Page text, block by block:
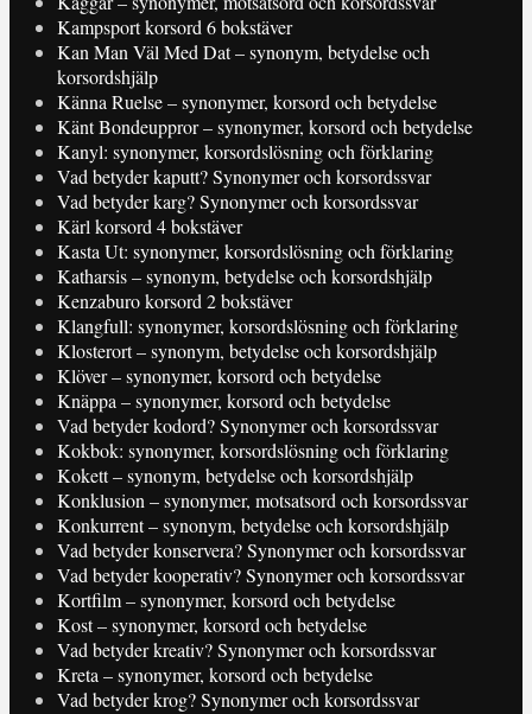
Kampsport korsord 6 bokstäver
Kan Man Väl Med Dat – synonym, betydelse och
korsordshjälp
Känna Ruelse – synonymer, korsord och betydelse
Känt Bondeuppror – synonymer, korsord och betydelse
Kanyl: synonymer, korsordslösning och förklaring
Vad betyder kaputt? Synonymer och korsordssvar
Vad betyder karg? Synonymer och korsordssvar
Kärl korsord 4 bokstäver
Kasta Ut: synonymer, korsordslösning och förklaring
Katharsis – synonym, betydelse och korsordshjälp
Kenzaburo korsord 2 bokstäver
Klangfull: synonymer, korsordslösning och förklaring
Klosterort – synonym, betydelse och korsordshjälp
Klöver – synonymer, korsord och betydelse
Knäppa – synonymer, korsord och betydelse
Vad betyder kodord? Synonymer och korsordssvar
Kokbok: synonymer, korsordslösning och förklaring
Kokett – synonym, betydelse och korsordshjälp
Konklusion – synonymer, motsatsord och korsordssvar
Konkurrent – synonym, betydelse och korsordshjälp
Vad betyder konservera? Synonymer och korsordssvar
Vad betyder kooperativ? Synonymer och korsordssvar
Kortfilm – synonymer, korsord och betydelse
Kost – synonymer, korsord och betydelse
Vad betyder kreativ? Synonymer och korsordssvar
Kreta – synonymer, korsord och betydelse
Vad betyder krog? Synonymer och korsordssvar